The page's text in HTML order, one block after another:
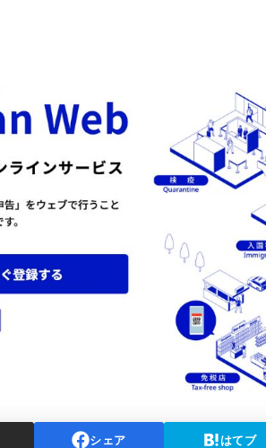
シェア はてブ